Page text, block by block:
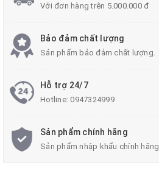
Với đơn hàng trên 5.000.000 đ
Bảo đảm chất lượng
Sản phẩm bảo đảm chất lượng.
Hỗ trợ 24/7
Hotline:0947324999
Sản phẩm chính hãng
Sản phẩm nhập khẩu chính hãng